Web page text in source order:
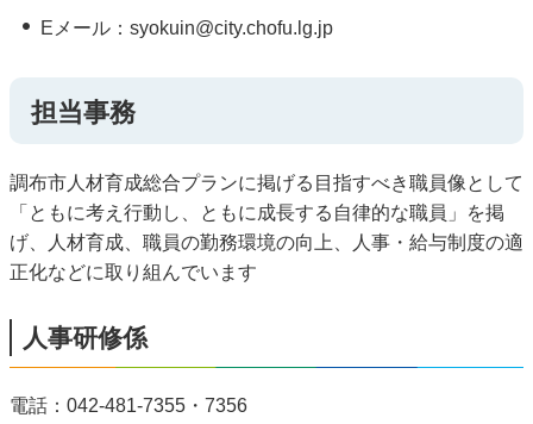
Eメール：syokuin@city.chofu.lg.jp
担当事務
調布市人材育成総合プランに掲げる目指すべき職員像として
「ともに考え行動し、ともに成長する自律的な職員」を掲
げ、人材育成、職員の勤務環境の向上、人事・給与制度の適
正化などに取り組んでいます
人事研修係
電話：042-481-7355・7356